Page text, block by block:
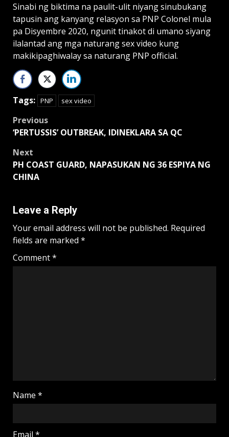
Sinabi ng biktima na paulit-ulit niyang sinubukang
tapusin ang kanyang relasyon sa PNP Colonel mula
pa Disyembre 2020, ngunit tinakot di umano siyang
ilalantad ang mga naturang sex video kung
makikipaghiwalay sa naturang PNP official.
Tags: PNP sex video
Post
Previous
‘PERTUSSIS’ OUTBREAK, IDINEKLARA SA QC
Next
PH COAST GUARD, NAPASUKAN NG 36 ESPIYA NG
CHINA
Leave a Reply
Your email address will not be published. Required
fields are marked *
Comment*
Name *
Email *